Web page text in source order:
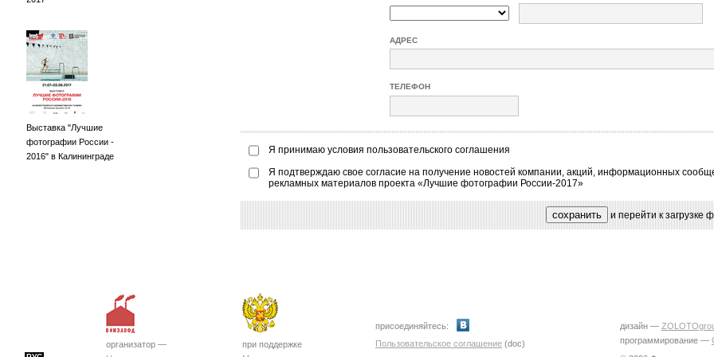
Выставка "Лучшие
фотографии России -
2016" в Калининграде
АДРЕС
ТЕЛЕФОН
Я принимаю условия пользовательского соглашения
Я подтверждаю свое согласие на получение новостей компании, акций, информационных
рекламных материалов проекта «Лучшие фотографии России-2017»
и перейти к загрузке
организатор —
при поддержке
присоединяйтесь:
Пользовательское соглашение (doc)
дизайн —
программирование —